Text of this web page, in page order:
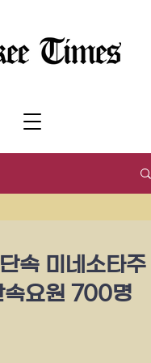
속 미네소타주
요원 700명